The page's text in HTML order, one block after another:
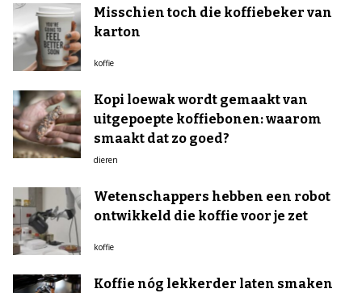
Misschien toch die koffiebeker van
karton
koffie
Kopi loewak wordt gemaakt van
uitgepoepte koffiebonen: waarom
smaakt dat zo goed?
dieren
Wetenschappers hebben een robot
ontwikkeld die koffie voor je zet
koffie
Koffie nóg lekkerder laten smaken